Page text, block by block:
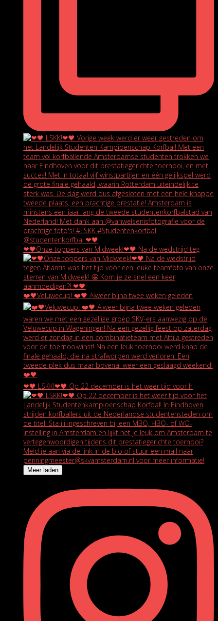
❤🖤Onze toppers van Midweek!❤🖤 Na de wedstrijd teg
❤️🖤Veluwecup! ❤️🖤 Alweer bijna twee weken geleden
❤🖤 LSKK!❤🖤 Op 22 december is het weer tijd voor h
Meer laden